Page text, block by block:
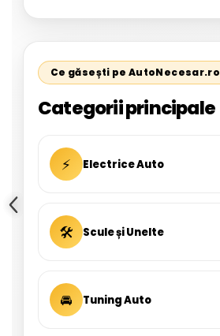
Ce găsești pe AutoNecesar.ro
Categorii principale
⚡ Electrice Auto
🛠 Scule și Unelte
🚘 Tuning Auto